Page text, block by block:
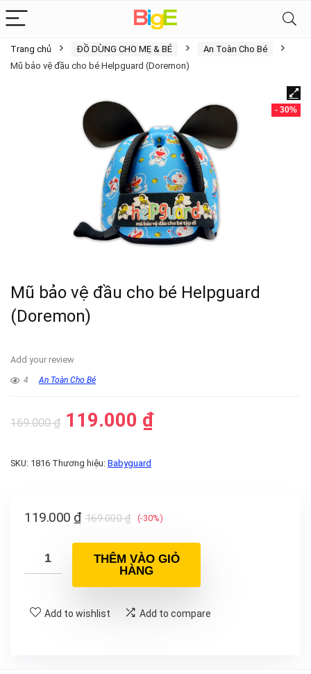
Trang chủ ĐỒ DÙNG CHO MẸ & BÉ
An Toàn Cho Bé
Mũ bảo vệ đầu cho bé Helpguard (Doremon)
- 30%
Mũ bảo vệ đầu cho bé Helpguard
(Doremon)
Add your review
4 An Toàn Cho Bé
169.000₫ 119.000 ₫
SKU: 1816 Thương hiệu: Babyguard
169.000₫
119.000 ₫ (-30%)
THÊM VÀO GIỎ
HÀNG
Add to wishlist Add to compare